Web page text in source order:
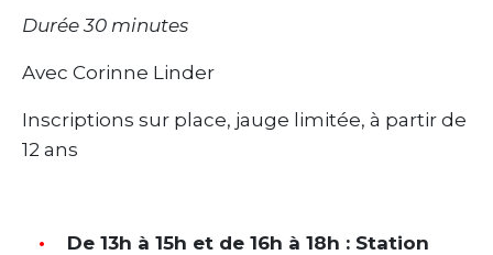
Durée 30 minutes
Avec Corinne Linder
Inscriptions sur place, jauge limitée, à partir de
12 ans
De 13h à 15h et de 16h à 18h : Station